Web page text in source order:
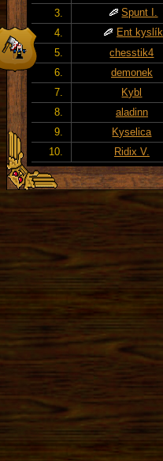
3.
Spunt I.
4.
Ent kyslík
5.
chesstik4
6.
demonek
7.
Kybl
8.
aladinn
9.
Kyselica
10.
Ridix V.